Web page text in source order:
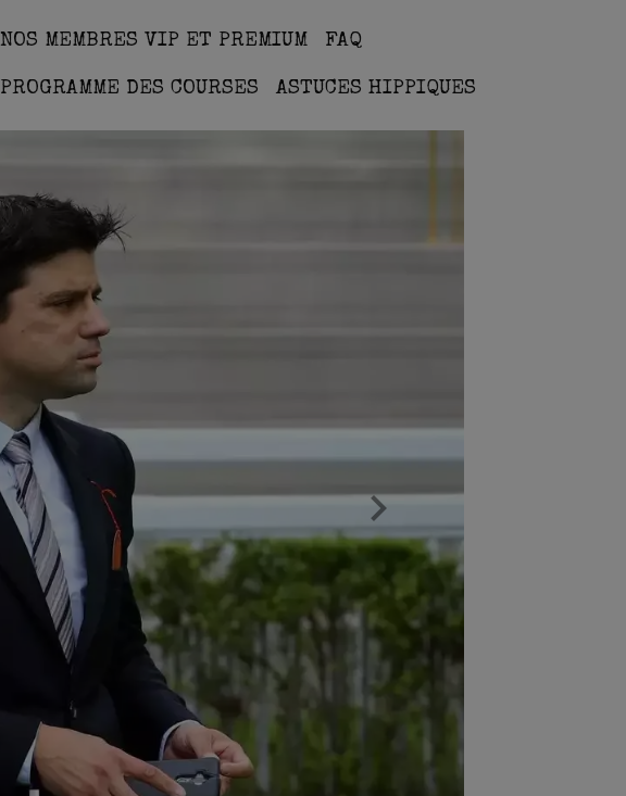
NOS MEMBRES VIP ET PREMIUM FAQ
PROGRAMME DES COURSES ASTUCES HIPPIQUES